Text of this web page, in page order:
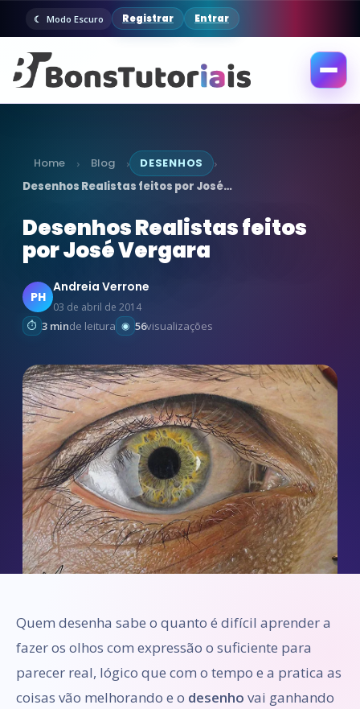
Modo Escuro Registrar Entrar
Abrir
Home › Blog › DESENHOS ›
Desenhos Realistas feitos por José…
Desenhos Realistas feitos
por José Vergara
PH
Andreia Verrone
03 de abril de 2014
3 minde leitura 56visualizações
Quem desenha sabe o quanto é difícil aprender a
fazer os olhos com expressão o suficiente para
parecer real, lógico que com o tempo e a pratica as
coisas vão melhorando e o desenho vai ganhando